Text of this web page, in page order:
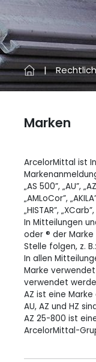
Marken
ArcelorMittal ist
„AS 500”, „AU”,
„AMLoCor”,
„HISTAR”,
In Mitteilungen
oder ® der
Stelle folgen, z.
In allen
Marke
verwendet
AZ ist eine
AU, AZ und HZ
AZ 25-800 ist
ArcelorMittal-